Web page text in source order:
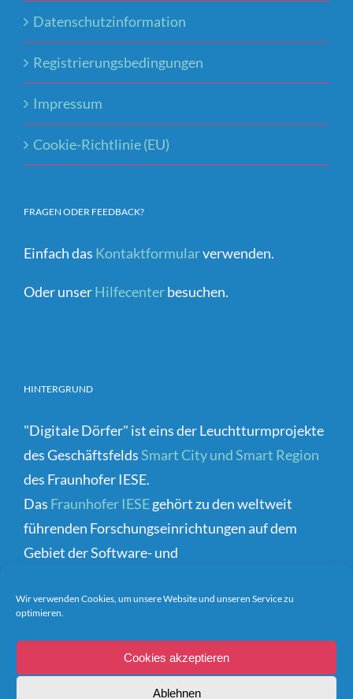
Wir verwenden Cookies, um unsere Website und unseren Service zu
optimieren.
Cookies akzeptieren
Ablehnen
Datenschutzinformation
Registrierungsbedingungen
Impressum
Cookie-Richtlinie (EU)
FRAGEN ODER FEEDBACK?
Einfach das Kontaktformularverwenden.
Oder unserHilfecenterbesuchen.
HINTERGRUND
"Digitale Dörfer" ist eins der Leuchtturmprojekte
des GeschäftsfeldsSmart City und Smart Region
des Fraunhofer IESE.
Das Fraunhofer IESEgehört zu den weltweit
führenden Forschungseinrichtungen auf dem
Gebiet der Software- und